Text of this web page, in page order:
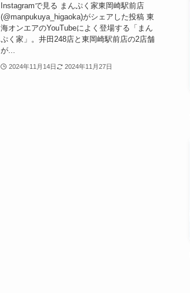
Instagramで見る まんぷく家東岡崎駅前店
(@manpukuya_higaoka)がシェアした投稿 東
海オンエアのYouTubeによく登場する「まん
ぷく家」。井田248店と東岡崎駅前店の2店舗
が...
2024年11月14日 2024年11月27日